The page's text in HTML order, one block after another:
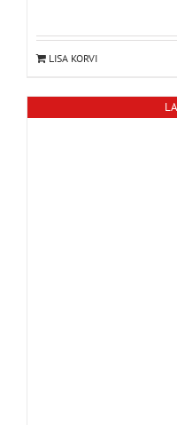
LISA KORVI